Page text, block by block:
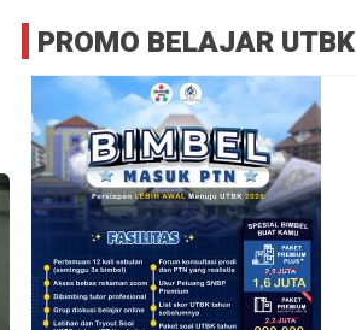
PROMO BELAJAR UTBK